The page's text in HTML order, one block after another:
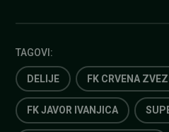
TAGOVI:
DELIJE FK CRVENA
FK JAVOR IVANJICA